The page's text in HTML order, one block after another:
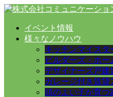
イベント情報
様々なノウハウ
キッチンマイスタ
ビルダーズ・ホ
デザイナーズ戸建
ガレージ付き賃
頭のよい子が育つ